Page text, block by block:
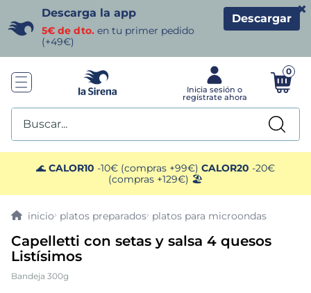
Descarga la app
5€ de dto. en tu primer pedido
(+49€)
Descargar
×
0
Buscar...
🌊 CALOR10 -10€ (compras +99€) CALOR20 -20€
(compras +129€) 🏖️
platos preparados platos para microondas
Capelletti con setas y salsa 4 quesos
Listísimos
Bandeja 300g
TÉRMINOS MÁS BUSCADOS
1. helados sirena
patatas